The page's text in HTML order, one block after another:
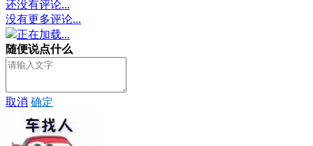
还没有评论...
没有更多评论...
正在加载...
随便说点什么
取消 确定